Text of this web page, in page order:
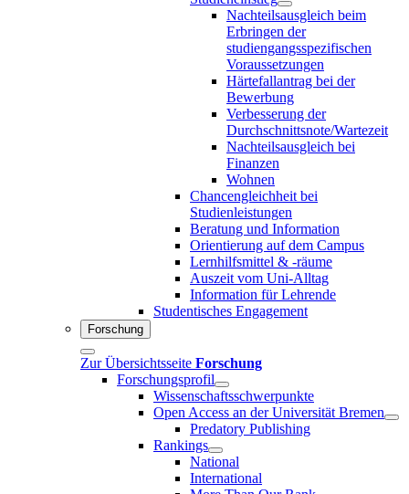
Nachteilsausgleich beim
Erbringen der
studiengangsspezifischen
Voraussetzungen
Härtefallantrag bei der
Bewerbung
Verbesserung der
Durchschnittsnote/Wartezeit
Nachteilsausgleich bei
Finanzen
Wohnen
Chancengleichheit bei
Studienleistungen
Beratung und Information
Orientierung auf dem Campus
Lernhilfsmittel & -räume
Auszeit vom Uni-Alltag
Information für Lehrende
Studentisches Engagement
Forschung
Zur Übersichtsseite Forschung
Forschungsprofil
Wissenschaftsschwerpunkte
Open Access an der Universität Bremen
Predatory Publishing
Rankings
National
International